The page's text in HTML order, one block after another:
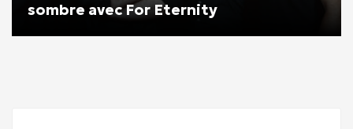
sombre avec For Eternity